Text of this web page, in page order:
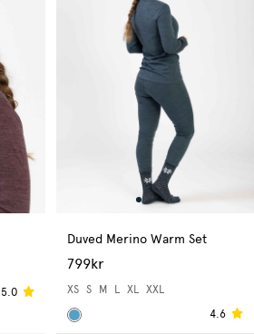
5.0
Duved Merino Warm Set
799kr
XS S M L XL
XXL
4.6